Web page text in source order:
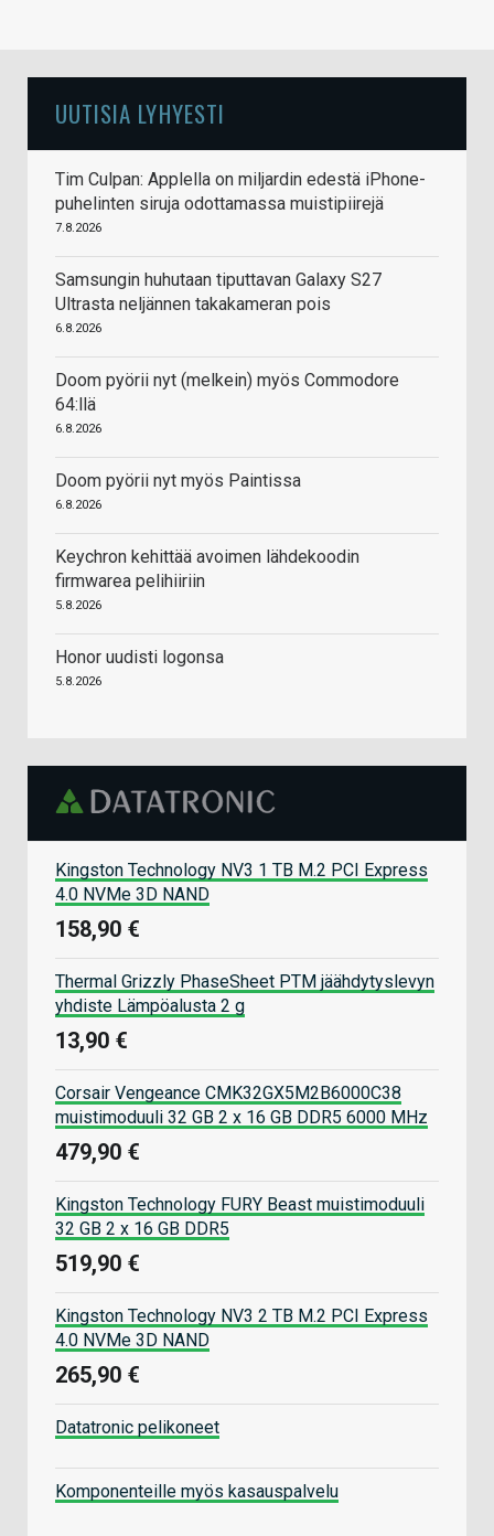
UUTISIA LYHYESTI
Tim Culpan: Applella on miljardin edestä iPhone-
puhelinten siruja odottamassa muistipiirejä
7.8.2026
Samsungin huhutaan tiputtavan Galaxy S27
Ultrasta neljännen takakameran pois
6.8.2026
Doom pyörii nyt (melkein) myös Commodore
64:llä
6.8.2026
Doom pyörii nyt myös Paintissa
6.8.2026
Keychron kehittää avoimen lähdekoodin
firmwarea pelihiiriin
5.8.2026
Honor uudisti logonsa
5.8.2026
Kingston Technology NV3 1 TB M.2 PCI Express
4.0 NVMe 3D NAND
158,90 €
Thermal Grizzly PhaseSheet PTM jäähdytyslevyn
yhdiste Lämpöalusta 2 g
13,90 €
Corsair Vengeance CMK32GX5M2B6000C38
muistimoduuli 32 GB 2 x 16 GB DDR5 6000 MHz
479,90 €
Kingston Technology FURY Beast muistimoduuli
32 GB 2 x 16 GB DDR5
519,90 €
Kingston Technology NV3 2 TB M.2 PCI Express
4.0 NVMe 3D NAND
265,90 €
Datatronic pelikoneet
Komponenteille myös kasauspalvelu